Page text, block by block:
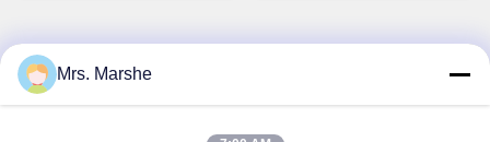
Γρήγορη επικοινωνία
Mrs. Marshe